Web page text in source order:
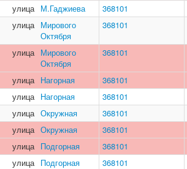
улица М.Гаджиева
368101
улица Мирового
Октября
368101
улица Мирового
Октября
368101
улица Нагорная
368101
улица Нагорная
368101
улица Окружная
368101
улица Окружная
368101
улица Подгорная
368101
улица Подгорная
368101